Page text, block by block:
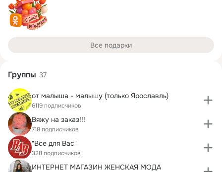
Все подарки
Группы 37
от малыша - малышу (только Ярославль)
6119 подписчиков
Вяжу на заказ!!!
718 подписчиков
"Все для Вас"
328 подписчиков
ИНТЕРНЕТ МАГАЗИН ЖЕНСКАЯ МОДА